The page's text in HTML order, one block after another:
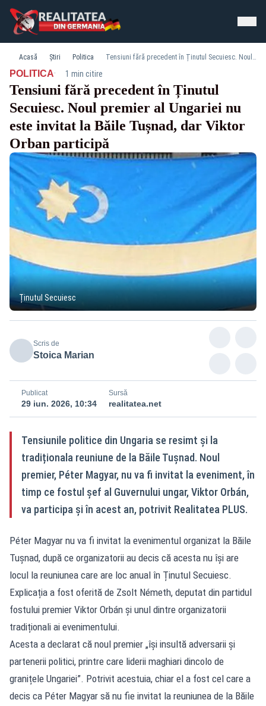
Acasă Știri Politica Tensiuni fără precedent în Ținutul Secuiesc. Noul premier al Ungariei nu este invitat la Băile Tușnad, dar Viktor Orban participă
POLITICA· 1 min citire
Tensiuni fără precedent în Ținutul
Secuiesc. Noul premier al Ungariei nu
este invitat la Băile Tușnad, dar Viktor
Orban participă
Ținutul Secuiesc
Scris de
Stoica Marian
Publicat
29 iun. 2026, 10:34
Sursă
realitatea.net
Tensiunile politice din Ungaria se resimt și la
tradiționala reuniune de la Băile Tușnad. Noul
premier, Péter Magyar, nu va fi invitat la eveniment, în
timp ce fostul șef al Guvernului ungar, Viktor Orbán,
va participa și în acest an, potrivit Realitatea PLUS.
Péter Magyar nu va fi invitat la evenimentul organizat la Băile
Tușnad, după ce organizatorii au decis că acesta nu își are
locul la reuniunea care are loc anual în Ținutul Secuiesc.
Explicația a fost oferită de Zsolt Németh, deputat din partidul
fostului premier Viktor Orbán și unul dintre organizatorii
tradiționali ai evenimentului.
Acesta a declarat că noul premier „își insultă adversarii și
partenerii politici, printre care liderii maghiari dincolo de
granițele Ungariei”. Potrivit acestuia, chiar el a fost cel care a
decis ca Péter Magyar să nu fie invitat la reuniunea de la Băile